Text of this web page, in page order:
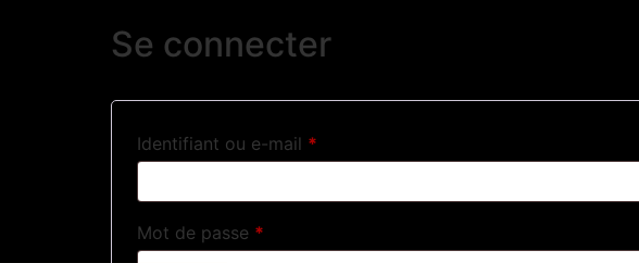
Se connecter
Identifiant ou e-mail *
Mot de passe *